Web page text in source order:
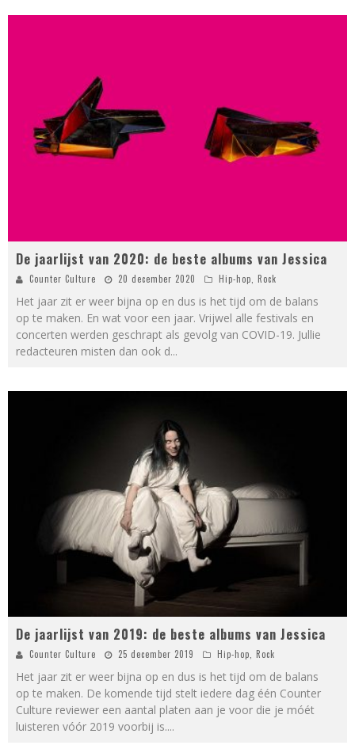
De jaarlijst van 2020: de beste albums van Jessica
Counter Culture 20 december 2020 Hip-hop Rock
Het jaar zit er weer bijna op en dus is het tijd om de balans
op te maken. En wat voor een jaar. Vrijwel alle festivals en
concerten werden geschrapt als gevolg van COVID-19. Jullie
redacteuren misten dan ook d...
De jaarlijst van 2019: de beste albums van Jessica
Counter Culture 25 december 2019 Hip-hop Rock
Het jaar zit er weer bijna op en dus is het tijd om de balans
op te maken. De komende tijd stelt iedere dag één Counter
Culture reviewer een aantal platen aan je voor die je móét
luisteren vóór 2019 voorbij is....